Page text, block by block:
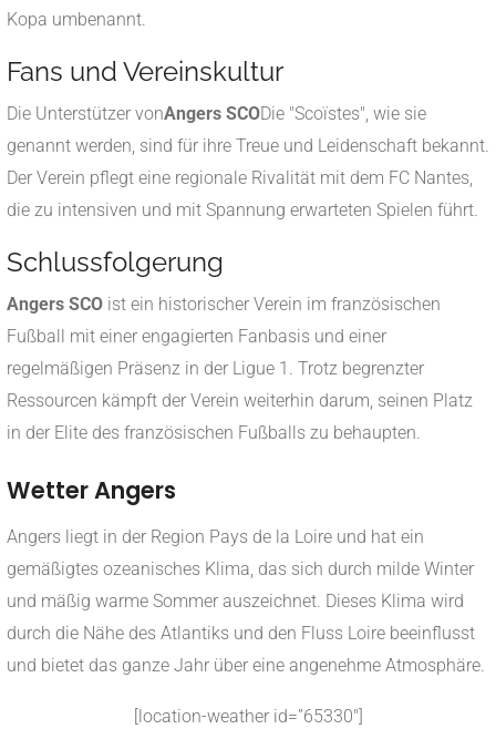
Kopa umbenannt.
Fans und Vereinskultur
Die Unterstützer vonAngers SCODie "Scoïstes", wie sie
genannt werden, sind für ihre Treue und Leidenschaft bekannt.
Der Verein pflegt eine regionale Rivalität mit dem FC Nantes,
die zu intensiven und mit Spannung erwarteten Spielen führt.
Schlussfolgerung
Angers SCO ist ein historischer Verein im französischen
Fußball mit einer engagierten Fanbasis und einer
regelmäßigen Präsenz in der Ligue 1. Trotz begrenzter
Ressourcen kämpft der Verein weiterhin darum, seinen Platz
in der Elite des französischen Fußballs zu behaupten.
Wetter Angers
Angers liegt in der Region Pays de la Loire und hat ein
gemäßigtes ozeanisches Klima, das sich durch milde Winter
und mäßig warme Sommer auszeichnet. Dieses Klima wird
durch die Nähe des Atlantiks und den Fluss Loire beeinflusst
und bietet das ganze Jahr über eine angenehme Atmosphäre.
[location-weather id=”65330″]